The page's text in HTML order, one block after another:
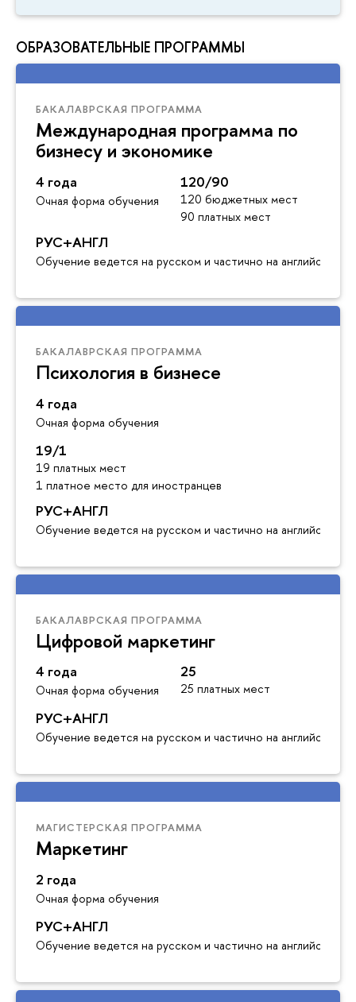
ОБРАЗОВАТЕЛЬНЫЕ ПРОГРАММЫ
БАКАЛАВРСКАЯ ПРОГРАММА
Международная программа по
бизнесу и экономике
4 года
Очная форма обучения
120/90
120 бюджетных мест
90 платных мест
РУС+АНГЛ
Обучение ведется на русском и частично на английском
БАКАЛАВРСКАЯ ПРОГРАММА
Психология в бизнесе
4 года
Очная форма обучения
19/1
19 платных мест
1 платное место для иностранцев
РУС+АНГЛ
Обучение ведется на русском и частично на английском
БАКАЛАВРСКАЯ ПРОГРАММА
Цифровой маркетинг
4 года
Очная форма обучения
25
25 платных мест
РУС+АНГЛ
Обучение ведется на русском и частично на английском
МАГИСТЕРСКАЯ ПРОГРАММА
Маркетинг
2 года
Очная форма обучения
РУС+АНГЛ
Обучение ведется на русском и частично на английском